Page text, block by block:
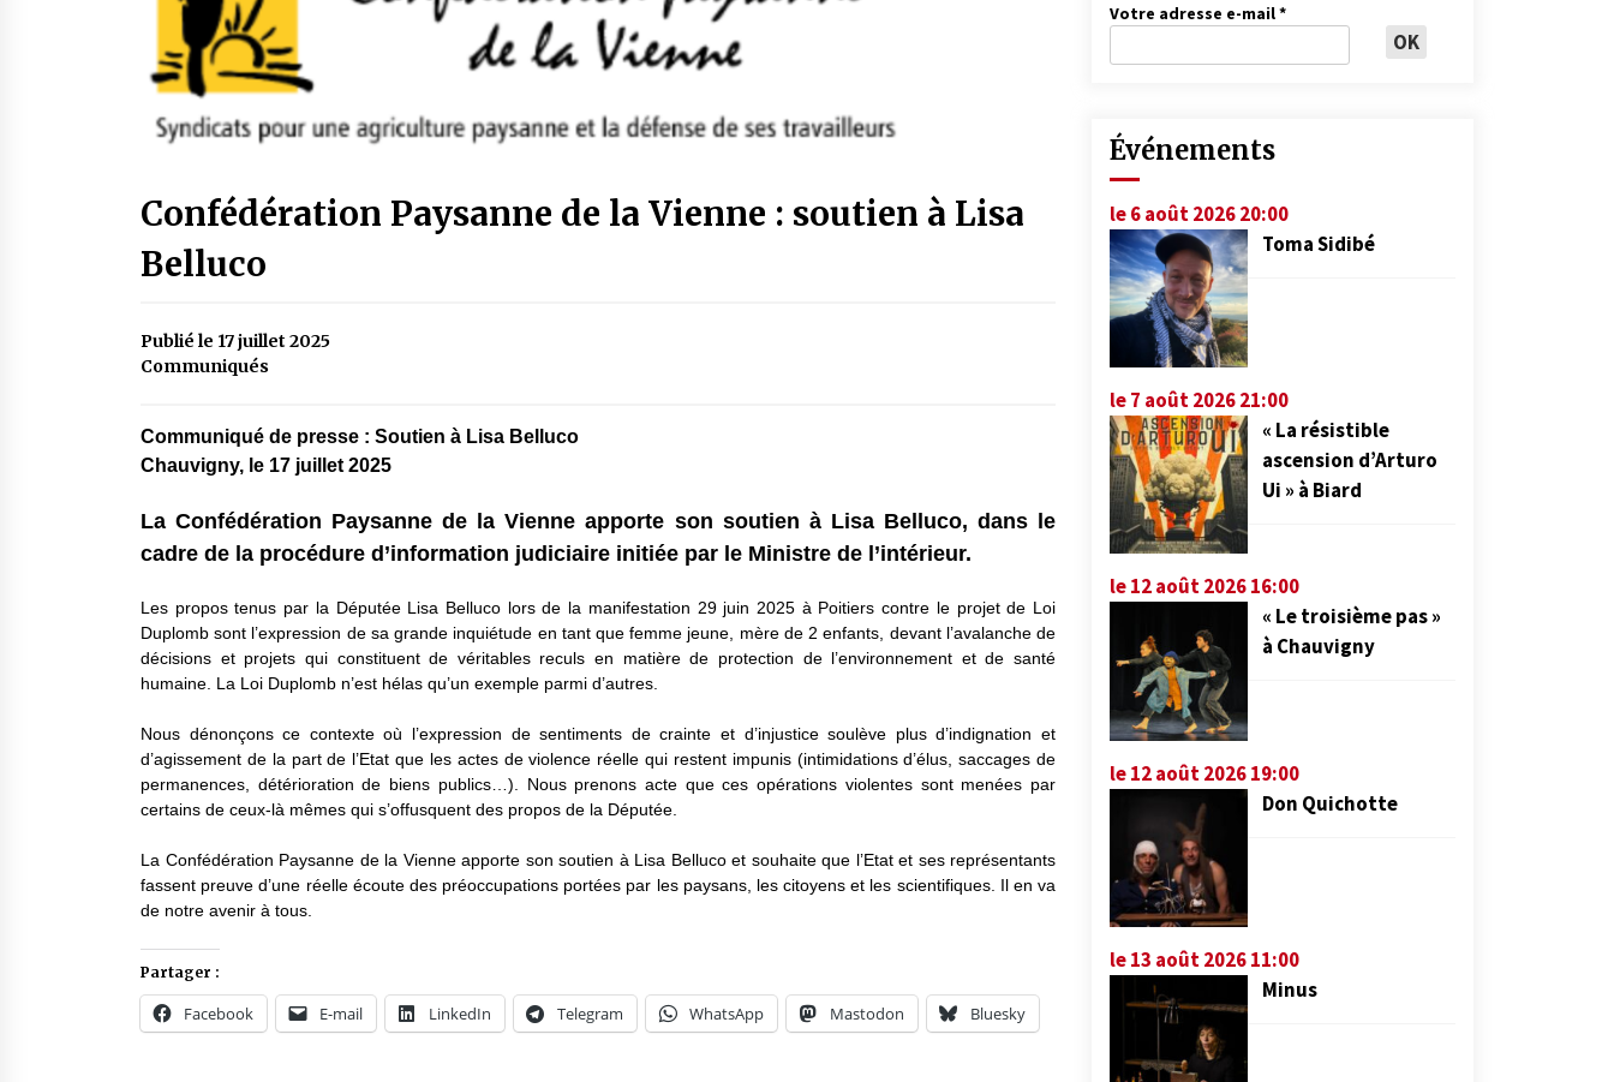
Confédération Paysanne de la Vienne : soutien à Lisa
Belluco
Publié le 17 juillet 2025
Communiqués
Communiqué de presse : Soutien à Lisa Belluco
Chauvigny, le 17 juillet 2025
La Confédération Paysanne de la Vienne apporte son soutien à Lisa Belluco, dans le
cadre de la procédure d’information judiciaire initiée par le Ministre de l’intérieur.
Les propos tenus par la Députée Lisa Belluco lors de la manifestation 29 juin 2025 à Poitiers contre le projet de Loi
Duplomb sont l’expression de sa grande inquiétude en tant que femme jeune, mère de 2 enfants, devant l’avalanche de
décisions et projets qui constituent de véritables reculs en matière de protection de l’environnement et de santé
humaine. La Loi Duplomb n’est hélas qu’un exemple parmi d’autres.
Nous dénonçons ce contexte où l’expression de sentiments de crainte et d’injustice soulève plus d’indignation et
d’agissement de la part de l’Etat que les actes de violence réelle qui restent impunis (intimidations d’élus, saccages de
permanences, détérioration de biens publics…). Nous prenons acte que ces opérations violentes sont menées par
certains de ceux-là mêmes qui s’offusquent des propos de la Députée.
La Confédération Paysanne de la Vienne apporte son soutien à Lisa Belluco et souhaite que l’Etat et ses représentants
fassent preuve d’une réelle écoute des préoccupations portées par les paysans, les citoyens et les scientifiques. Il en va
de notre avenir à tous.
Partager :
Facebook E-mail LinkedIn Telegram WhatsApp Mastodon Bluesky
Votre adresse e-mail*
Événements
le 6 août 2026 20:00
Toma Sidibé
le 7 août 2026 21:00
« La résistible
ascension d’Arturo
Ui » à Biard
le 12 août 2026 16:00
« Le troisième pas »
à Chauvigny
le 12 août 2026 19:00
Don Quichotte
le 13 août 2026 11:00
Minus